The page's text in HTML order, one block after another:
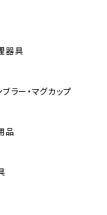
器具
ブラー・マグカップ
品